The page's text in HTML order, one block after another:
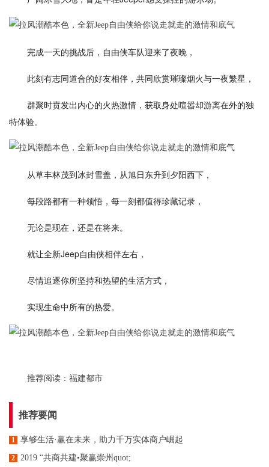
完成一天的挑战后，自由侠车队迎来了夜晚，
此刻有志同道合的好友相伴，共同欣赏璀璨烟火与一夜繁星，
群聚时贲发出内心的火热激情，获取身处喧嚣却游离在外的独
特体验。
从草丰林茂到冰封雪盖，从旭日东升到夕阳西下，
每段路都有一种领悟，每一刻都值得珍藏记录，
无论是现在，还是在将来。
就让全新Jeep自由侠相伴左右，
尽情追逐你所坚持和热望的生活方式，
实现生命中所有的热爱。
推荐阅读： 福建都市
推荐要闻
1 享够生活·赢在未来，助力千万实体商户崛起
2 2019 “共商共建•聚赢崇州quot;